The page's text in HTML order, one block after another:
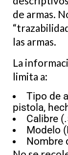
de armas.
las armas.
La
limita a:
Tipo de
pistola,
Calibre
Modelo
Nombre